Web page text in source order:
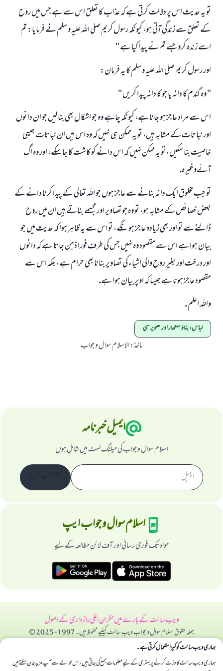
تو يہ حديث اس پر دلالت كرتى ہے كہ عذاب كا تعلق اس سے ہے جس ميں روح
كے تعلق سے زندگى آتى ہو، كيونكہ رسول كريم صلى اللہ عليہ وسلم نے فرمايا: تم
اسے زندہ كرو جسے تم نے پيدا كيا ہے "
اور رسول كريم صلى اللہ عليہ وسلم كا يہ فرمان:
" وہ گندم كا دانہ يا جو كا دانہ پيدا كريں "
اس سے مراد عاجز ہو جانا ہے، كيونكہ چاہے وہ جو اشكال بھى بنا ليں جو ان دانوں
اور نباتات كے مشابہ ہيں، تو يہ ممكن ہى نہيں كہ وہ اس ميں ان نباتات جيسى
خاصيت بنا سكيں، تو يہ ممكن نہيں كہ اس دانے كو كاشت كا جا سكے، اور وہ اگ
آئےوغيرہ.
تو جب مخلوق ايك دانہ بنانے سے عاجز ہوں جو اللہ تعالى كے پيدا كرنا دانے كے
بعض خصائص كے مشابہ ہو، تو وہ جو تصاوير اور مجسمے بناتے ہيں ان ميں روح
ڈالنے سے تو اور بھى زيادہ عاجز ہونگے، تو اس سے يہ ظاہر ہوا كہ حديث ميں جو
بيان ہوا ہے اس سے مقصود وہ نہيں جس كى طرف فورا ذہن جاتا ہے كہ دانوں
اور درخت اور بغير روح والى اشياء كى تصاوير بنانا بھى حرام ہے، بلكہ اس سے
مقصود عاجز ہونا ہے جيسا كہ اوپر بيان ہوا ہے.
واللہ اعلم .
لباس، بناؤ سنگھار اور تصویر کشی
ماخذ:الاسلام سوال و جواب
ایمیل خبرنامہ
اسلام سوال و جواب کی میلنگ لسٹ میں شامل ہوں
اسلام سوال و جواب ایپ
مواد تک فوری رسائی اور آف لائن مطالعہ کے لیے
ویب سائٹ کے بارے میںنگران اعلیراز داری کے اصول
جملہ حقوق اسلام سوال و جواب ویب سائٹ کیلیے محفوظ ہیں۔ 1997-2025 ©
ہماری ویب سائٹ کوکیز استعمال کرتی ہے۔
ہماری ویب سائٹ کا وزٹ کرنے پر بہتری کے لیے معلومات جمع کی جاتی ہیں، اس حوالے سے آپ مزید جان سکتے ہیں